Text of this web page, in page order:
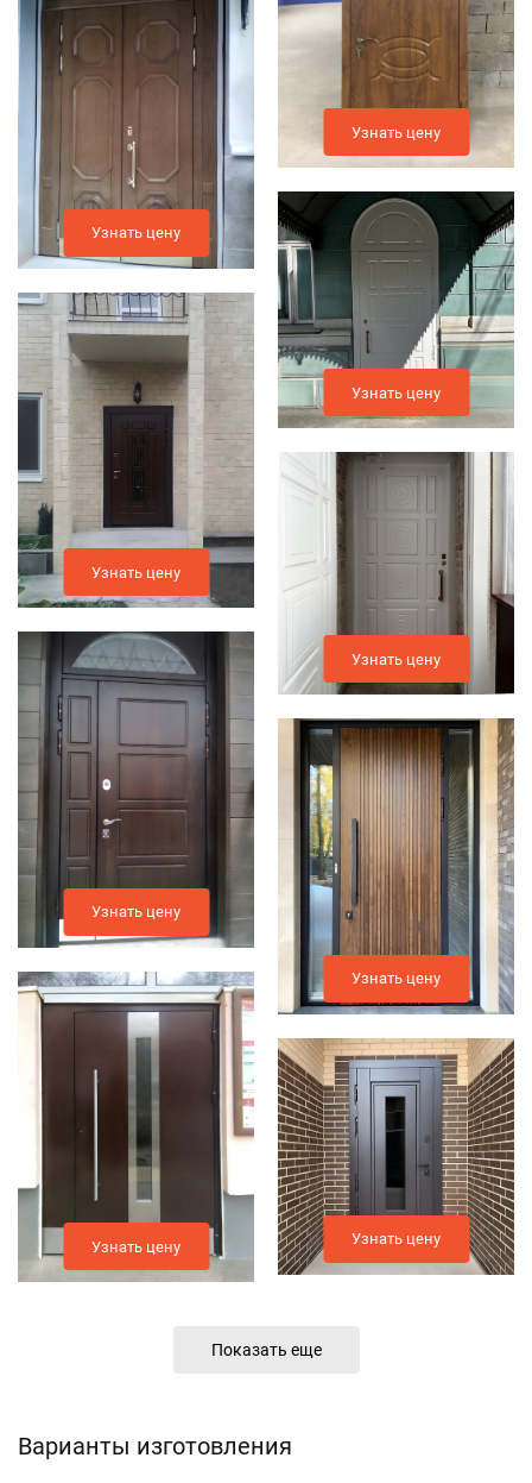
Узнать цену
Узнать цену
Узнать цену
Узнать цену
Узнать цену
Узнать цену
Узнать цену
Узнать цену
Узнать цену
Показать еще
Варианты изготовления